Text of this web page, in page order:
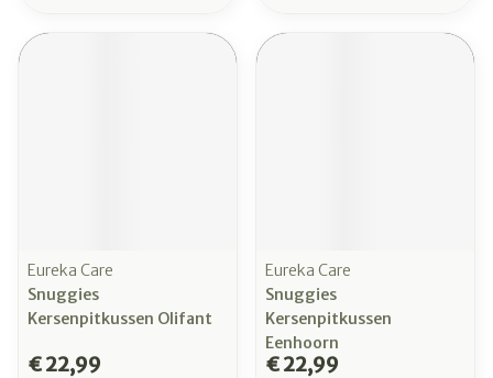
Eureka Care
Snuggies
Kersenpitkussen Olifant
€ 22,99
Eureka Care
Snuggies
Kersenpitkussen
Eenhoorn
€ 22,99